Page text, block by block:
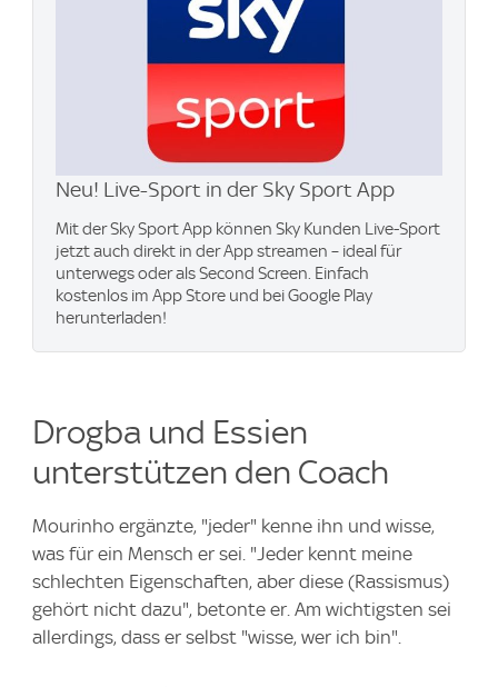
Neu! Live-Sport in der Sky Sport App
Mit der Sky Sport App können Sky Kunden Live-Sport
jetzt auch direkt in der App streamen – ideal für
unterwegs oder als Second Screen. Einfach
kostenlos im App Store und bei Google Play
herunterladen!
Drogba und Essien
unterstützen den Coach
Mourinho ergänzte, "jeder" kenne ihn und wisse,
was für ein Mensch er sei. "Jeder kennt meine
schlechten Eigenschaften, aber diese (Rassismus)
gehört nicht dazu", betonte er. Am wichtigsten sei
allerdings, dass er selbst "wisse, wer ich bin".